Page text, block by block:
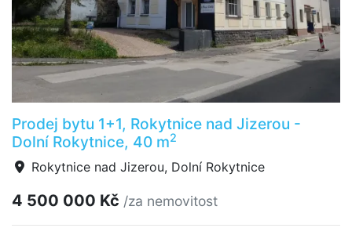
Prodej bytu 1+1, Rokytnice nad Jizerou -
Dolní Rokytnice, 40 m2
Rokytnice nad Jizerou, Dolní Rokytnice
4 500 000 Kč /za nemovitost